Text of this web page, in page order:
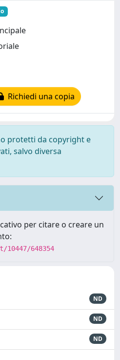
Richiedi una copia
protetti da copyright e
salvo diversa
per citare o creare un
648354
ND
ND
ND